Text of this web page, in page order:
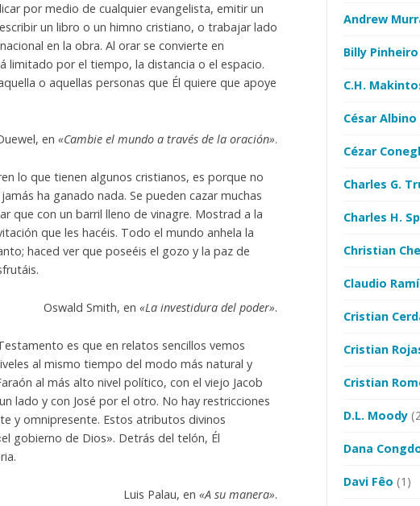
por medio de cualquier evangelista, emitir un
un libro o un himno cristiano, o trabajar lado
en la obra. Al orar se convierte en
limitado por el tiempo, la distancia o el espacio.
o aquellas personas que Él quiere que apoye
en «Cambie el mundo a través de la oración».
lo que tienen algunos cristianos, es porque no
ha ganado nada. Se pueden cazar muchas
que con un barril lleno de vinagre. Mostrad a la
que les hacéis. Todo el mundo anhela la
haced ver que poseéis el gozo y la paz de
Oswald Smith, en «La investidura del poder».
es que en relatos sencillos vemos
al mismo tiempo del modo más natural y
al más alto nivel político, con el viejo Jacob
lado y con José por el otro. No hay restricciones
y omnipresente. Estos atributos divinos
gobierno de Dios». Detrás del telón, Él
Luis Palau, en «A su manera».
Andrew
Billy Pinheiro
C.H.
César Albino
Cézar
Charles G.
Charles H.
Christian
Claudio
Cristian
Cristian
Cristian
D.L. Moody
Dana
Davi Fêo (1)